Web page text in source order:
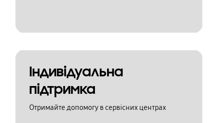
Індивідуальна
підтримка
Отримайте допомогу в сервісних центрах